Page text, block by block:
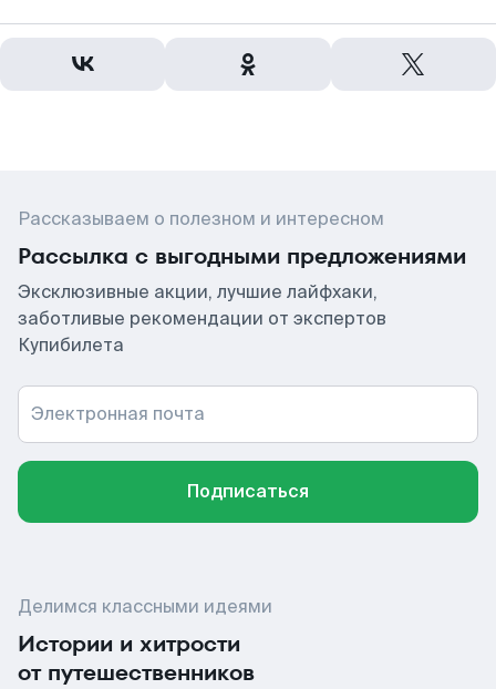
Рассказываем о полезном и интересном
Рассылка с выгодными предложениями
Эксклюзивные акции, лучшие лайфхаки,
заботливые рекомендации от экспертов
Купибилета
Электронная почта
Подписаться
Делимся классными идеями
Истории и хитрости
от путешественников